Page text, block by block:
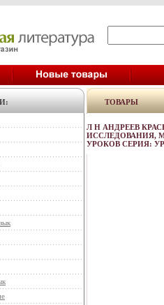
ТОВАРЫ
Л Н АНДРЕЕВ
ИССЛЕДОВАНИЯ,
УРОКОВ СЕРИЯ: